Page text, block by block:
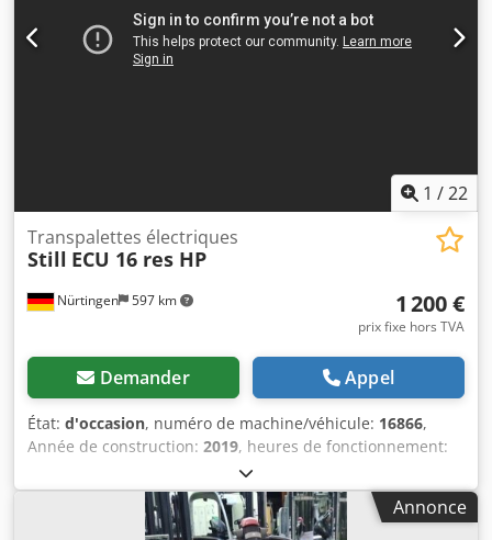
1 /22
Nürtingen 597 km
Transpalettes électriques
Still ECU 16 res HP
1 200 €
prix fixe hors TVA
Demander Appel
État: d'occasion, numéro de machine/véhicule: 16866,
Année de construction: 2019, heures de fonctionnement:
1 600 kg
mm, centre de gravité de la charge:600 mm, type de
électrique, type de mât: autre, hauteur deAnnonce